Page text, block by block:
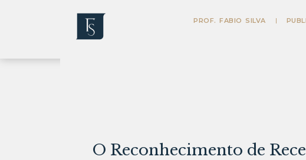
PROF. FABIO SILVA
O Reconhecimento de